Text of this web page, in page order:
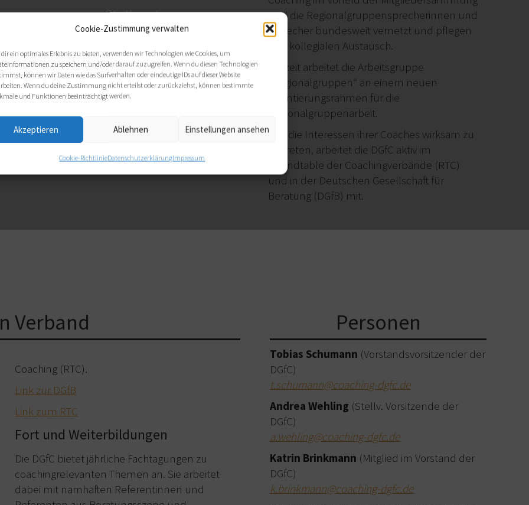
Cookie-Zustimmung verwalten
ein optimales Erlebnis zu bieten, verwenden wir Technologien wie Cookies, um
zu speichern und/oder darauf zuzugreifen. Wenn du diesen Technologien
können wir Daten wie das Surfverhalten oder eindeutige IDs auf dieser Website
Wenn du deine Zustimmung nicht erteilst oder zurückziehst, können bestimmte
und Funktionen beeinträchtigt werden.
Akzeptieren Ablehnen Einstellungen ansehen
Cookie-RichtlinieDatenschutzerklärungImpressum
Stuttgart
Süd-West
Thüringen
sind die Regionalgruppensprecherinnen und
-sprecher bundesweit vernetzt und pflegen
den kollegialen Austausch.
Derzeit arbeitet die Arbeitsgruppe
„Regionalgruppen“ an einem neuen
Orientierungsrahmen für die
Regionalgruppenarbeit.
Um die Interessen ihrer Coaches wirksam zu
vertreten, arbeitet die DGfC aktiv im
Roundtable der Coachingverbände (RTC)
und in der Deutschen Gesellschaft für
Beratung (DGfB) mit.
Verband
Coaching (RTC).
Link zur DGfB
Link zum RTC
Fort und Weiterbildungen
Die DGfC bietet jährliche Fachtagungen zu
coachingrelevanten Themen an. Sie arbeitet
dabei mit namhaften Referentinnen und
Personen
Tobias Schumann (Vorstandsvorsitzender der
DGfC)
t.schumann@coaching-dgfc.de
Andrea Wehling (Stellv. Vorsitzende der
DGfC)
a.wehling@coaching-dgfc.de
Katrin Brinkmann (Mitglied im Vorstand der
DGfC)
k.brinkmann@coaching-dgfc.de